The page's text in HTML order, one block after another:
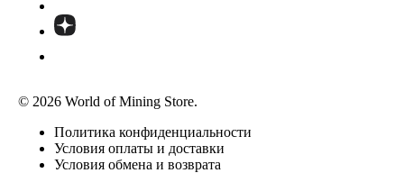
© 2026 World of Mining Store.
Политика конфиденциальности
Условия оплаты и доставки
Условия обмена и возврата